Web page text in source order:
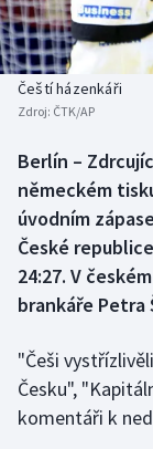
Basketbal
Biatlon
Box
Curling
Dostihy
Florbal
Futsal
Historické
Aplikace ČT
Čeští házenkáři
Zdroj: ČTK/AP
Berlín –
německém
úvodním
České
24:27. V
brankáře Petra
"Češi
Česku",
komentáři k